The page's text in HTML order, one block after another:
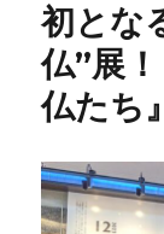
初とな
仏”展
仏たち』